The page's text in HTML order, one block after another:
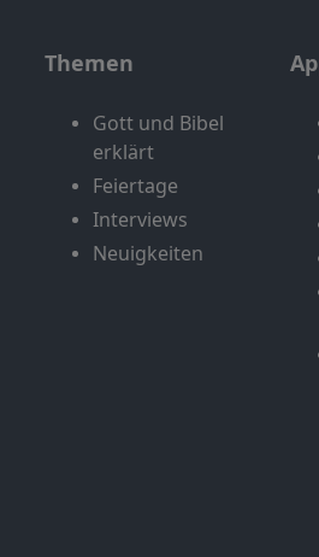
Themen
Gott und Bibel
erklärt
Feiertage
Interviews
Neuigkeiten